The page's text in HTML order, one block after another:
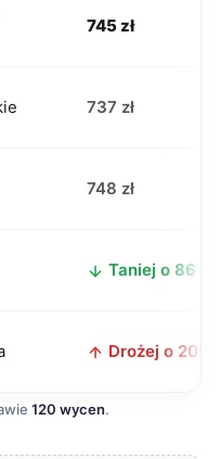
745 zł
737 zł
748 zł
Taniej o 86 zł
Drożej o 205
120 wycen.